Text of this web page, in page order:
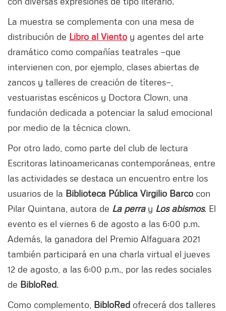
La muestra se complementa con una mesa de
distribución de Libro al Viento y agentes del arte
dramático como compañías teatrales —que
intervienen con, por ejemplo, clases abiertas de
zancos y talleres de creación de títeres—,
vestuaristas escénicos y Doctora Clown, una
fundación dedicada a potenciar la salud emocional
por medio de la técnica clown.
Por otro lado, como parte del club de lectura
Escritoras latinoamericanas contemporáneas, entre
las actividades se destaca un encuentro entre los
usuarios de la Biblioteca Pública Virgilio Barco con
Pilar Quintana, autora de La perra y Los abismos. El
evento es el viernes 6 de agosto a las 6:00 p.m.
Además, la ganadora del Premio Alfaguara 2021
también participará en una charla virtual el jueves
12 de agosto, a las 6:00 p.m., por las redes sociales
de BibloRed.
Como complemento, BibloRed ofrecerá dos talleres